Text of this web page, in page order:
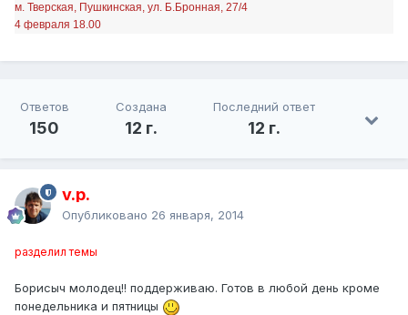
м. Тверская, Пушкинская, ул. Б.Бронная, 27/4
4 февраля 18.00
Ответов
150
Создана
12 г.
Последний ответ
12 г.
v.p.
Опубликовано 26 января, 2014
разделил темы
Борисыч молодец!! поддерживаю. Готов в любой день кроме
понедельника и пятницы